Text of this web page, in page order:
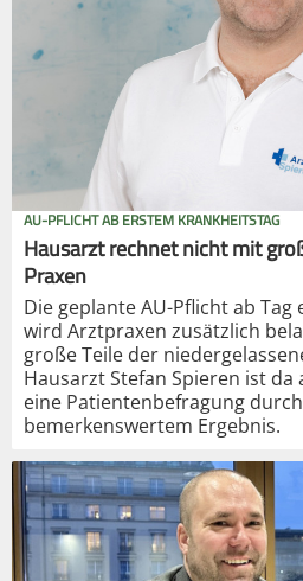
AU-PFLICHT AB ERSTEM KRANKHEITSTAG
Hausarzt rechnet nicht mit
Praxen
Die geplante AU-Pflicht ab
wird Arztpraxen zusätzlich
große Teile der
Hausarzt Stefan Spieren ist
eine Patientenbefragung
bemerkenswertem Ergebnis.